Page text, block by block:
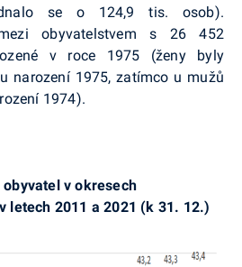
se o 124,9 tis. osob).
obyvatelstvem s 26 452
v roce 1975 (ženy byly
narození 1975, zatímco u mužů
1974).
v okresech
letech 2011 a 2021 (k 31. 12.)